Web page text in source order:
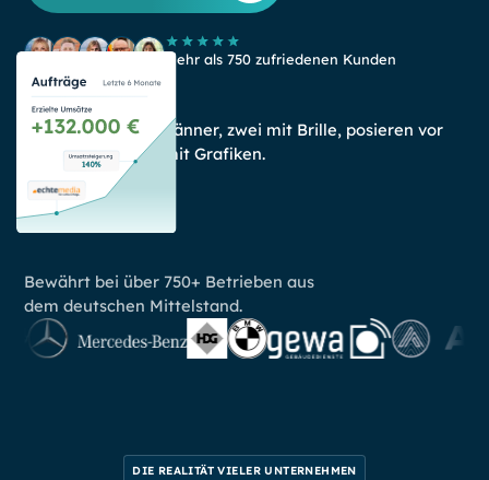
Mehr als 750 zufriedenen Kunden
Bewährt bei über 750+ Betrieben aus
dem deutschen Mittelstand.
DIE REALITÄT VIELER UNTERNEHMEN